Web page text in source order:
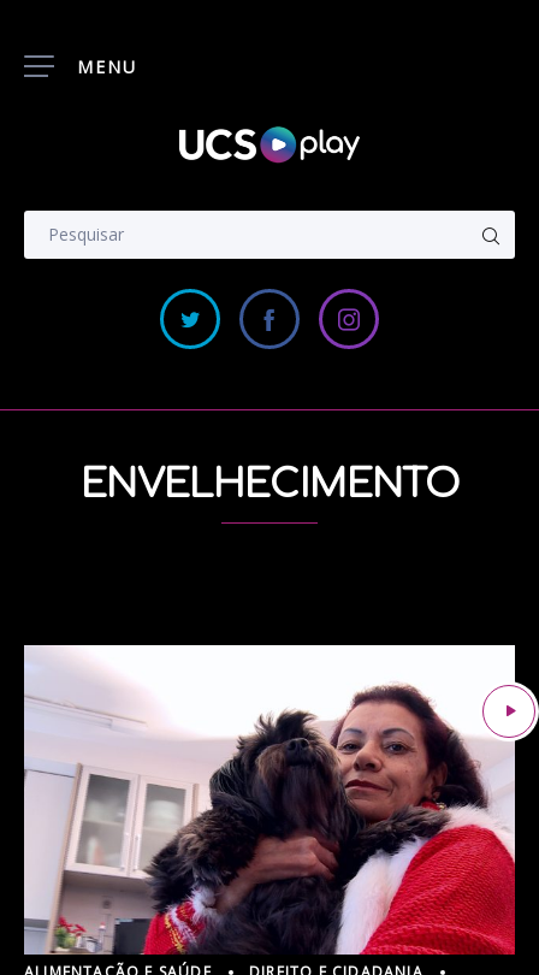
MENU
ENVELHECIMENTO